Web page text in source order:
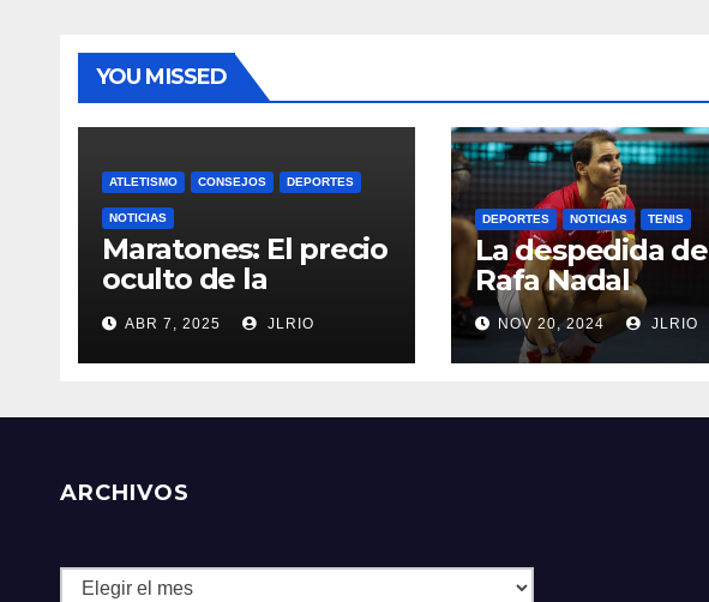
YOU MISSED
ATLETISMO CONSEJOS DEPORTES
NOTICIAS
Maratones: El precio
oculto de la
resistencia
ABR 7, 2025 JLRIO
DEPORTES NOTICIAS TENIS
La despedida de
Rafa Nadal
NOV 20, 2024 JLRIO
ARCHIVOS
Archivos